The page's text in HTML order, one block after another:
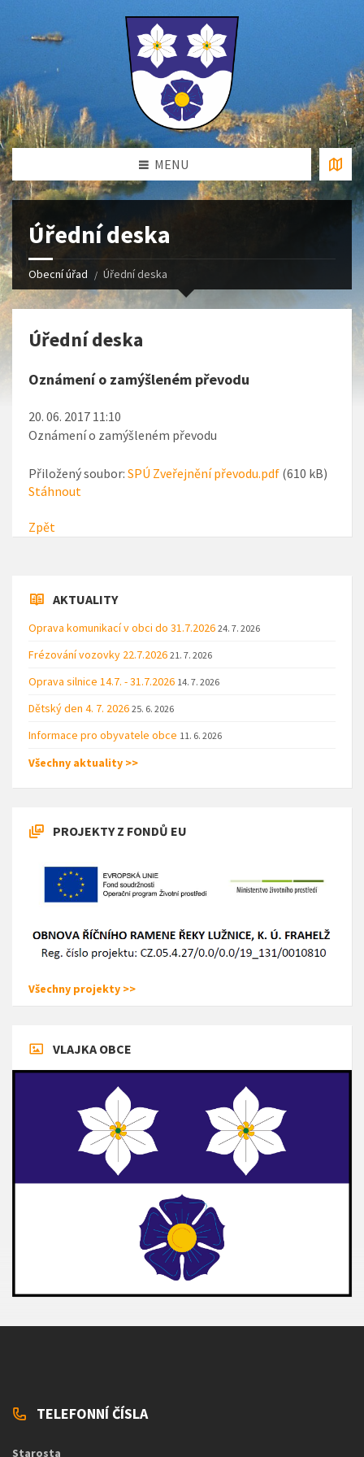
MENU
Úřední deska
Obecní úřad Úřední deska
Úřední deska
Oznámení o zamýšleném převodu
20. 06. 2017 11:10
Oznámení o zamýšleném převodu
Přiložený soubor: SPÚ Zveřejnění převodu.pdf (610 kB)
Stáhnout
Zpět
AKTUALITY
Oprava komunikací v obci do 31.7.2026 24. 7. 2026
Frézování vozovky 22.7.2026 21. 7. 2026
Oprava silnice 14.7. - 31.7.2026 14. 7. 2026
Dětský den 4. 7. 2026 25. 6. 2026
Informace pro obyvatele obce 11. 6. 2026
Všechny aktuality >>
PROJEKTY Z FONDŮ EU
Všechny projekty >>
VLAJKA OBCE
TELEFONNÍ ČÍSLA
Starosta